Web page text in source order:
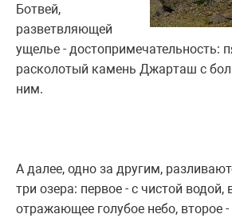
Ботвей,
разветвляющей
ущелье - достопримечательность:
расколотый камень Джарташ с
ним.
А далее, одно за другим,
три озера: первое - с чистой водой,
отражающее голубое небо, второе -